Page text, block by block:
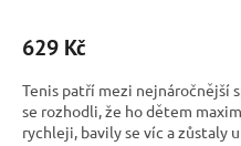
629 Kč
Tenis patří mezi nejnáročnější
se rozhodli, že ho dětem
rychleji, bavily se víc a zůstaly